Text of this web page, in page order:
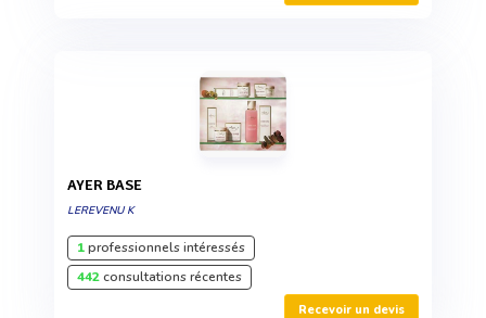
AYER BASE
LEREVENU K
1professionnels intéressés
442consultations récentes
Recevoir un devis